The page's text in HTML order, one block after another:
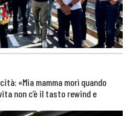
«Mia mamma morì quando
non c’è il tasto rewind e